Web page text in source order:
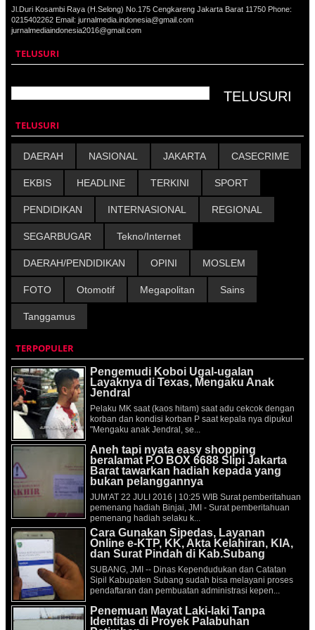
Jl.Duri Kosambi Raya (H.Selong) No.175 Cengkareng Jakarta Barat 11750 Phone:
0215402262 Email: jurnalmedia.indonesia@gmail.com
jurnalmediaindonesia2016@gmail.com
TELUSURI
TELUSURI
DAERAH NASIONAL JAKARTA CASECRIME
EKBIS HEADLINE TERKINI SPORT
PENDIDIKAN INTERNASIONAL REGIONAL
SEGARBUGAR Tekno/Internet
DAERAH/PENDIDIKAN OPINI MOSLEM
FOTO Otomotif Megapolitan Sains
Tanggamus
TERPOPULER
Pengemudi Koboi Ugal-ugalan
Layaknya di Texas, Mengaku Anak
Jendral
Pelaku MK saat (kaos hitam) saat adu cekcok dengan
korban dan kondisi korban P saat kepala nya dipukul
"Mengaku anak Jendral, se...
Aneh tapi nyata easy shopping
beralamat P.O BOX 6688 Slipi Jakarta
Barat tawarkan hadiah kepada yang
bukan pelanggannya
JUM'AT 22 JULI 2016 | 10:25 WIB Surat pemberitahuan
pemenang hadiah Binjai, JMI - Surat pemberitahuan
pemenang hadiah selaku k...
Cara Gunakan Sipedas, Layanan
Online e-KTP, KK, Akta Kelahiran, KIA,
dan Surat Pindah di Kab.Subang
SUBANG, JMI -- Dinas Kependudukan dan Catatan
Sipil Kabupaten Subang sudah bisa melayani proses
pendaftaran dan pembuatan administrasi kepen...
Penemuan Mayat Laki-laki Tanpa
Identitas di Proyek Palabuhan